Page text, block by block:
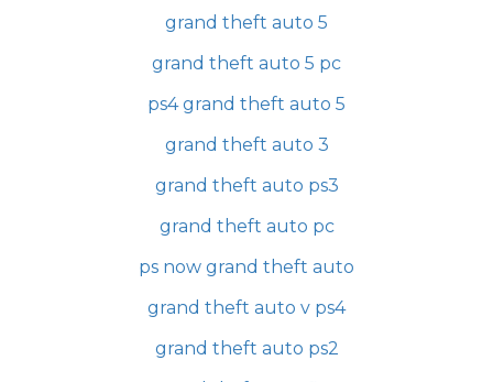
grand theft auto 5
grand theft auto 5 pc
ps4 grand theft auto 5
grand theft auto 3
grand theft auto ps3
grand theft auto pc
ps now grand theft auto
grand theft auto v ps4
grand theft auto ps2